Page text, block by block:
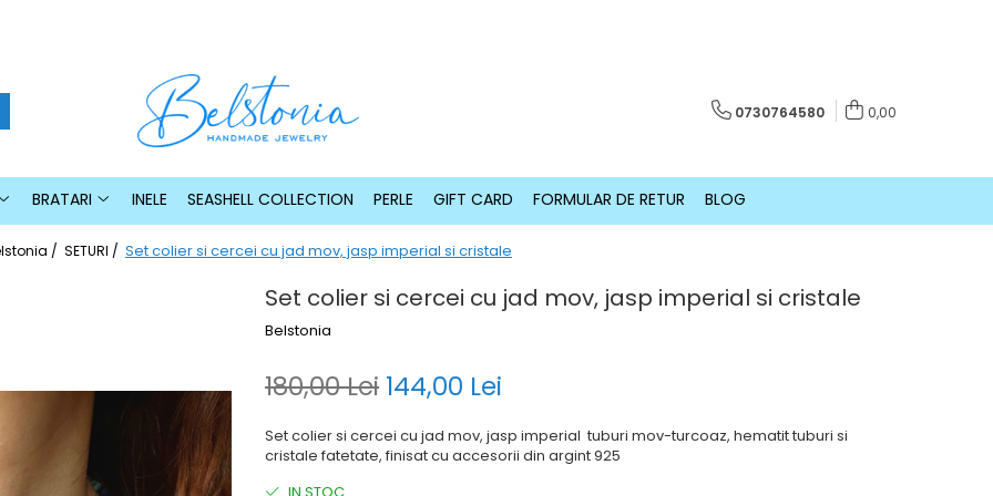
0730764580 0,00
BRATARI INELE SEASHELL COLLECTION PERLE GIFT CARD FORMULAR DE RETUR BLOG
/ SETURI / Set colier si cercei cu jad mov, jasp imperial si cristale
Set colier si cercei cu jad mov, jasp imperial si cristale
Belstonia
180,00 Lei 144,00 Lei
Set colier si cercei cu jad mov, jasp imperial tuburi mov-turcoaz, hematit tuburi si
cristale fatetate, finisat cu accesorii din argint 925